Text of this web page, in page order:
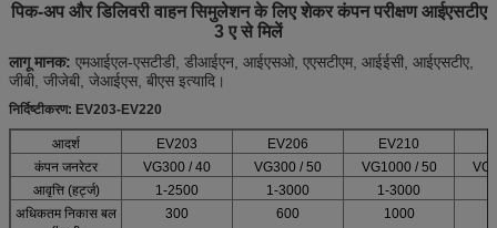
पिक-अप और डिलिवरी वाहन सिमुलेशन के लिए शेकर कंपन परीक्षण आईएसटीए
3 ए से मिलें
लागू मानक: एमआईएल-एसटीडी, डीआईएन, आईएसओ, एएसटीएम, आईईसी, आईएसटीए,
जीबी, जीजेबी, जेआईएस, बीएस इत्यादि।
निर्दिष्टीकरण: EV203-EV220
आदर्श EV203 EV206 EV210
कंपन जनरेटर
VG300 / 40 VG300 / 50 VG1000 / 50
आवृत्ति (हर्ट्ज)
1-2500 1-3000 1-3000
अधिकतम निकास बल
300 600 1000